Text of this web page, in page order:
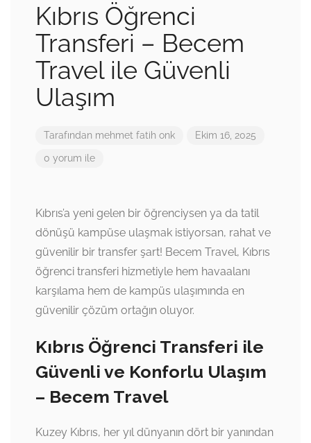
Kıbrıs Öğrenci
Transferi – Becem
Travel ile Güvenli
Ulaşım
Tarafından mehmet fatih onk Ekim 16, 2025
0 yorum ile
Kıbrıs’a yeni gelen bir öğrenciysen ya da tatil
dönüşü kampüse ulaşmak istiyorsan, rahat ve
güvenilir bir transfer şart! Becem Travel, Kıbrıs
öğrenci transferi hizmetiyle hem havaalanı
karşılama hem de kampüs ulaşımında en
güvenilir çözüm ortağın oluyor.
Kıbrıs Öğrenci Transferi ile
Güvenli ve Konforlu Ulaşım
– Becem Travel
Kuzey Kıbrıs, her yıl dünyanın dört bir yanından